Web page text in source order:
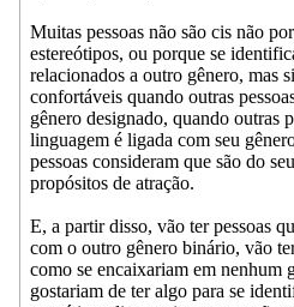
Muitas pessoas não são cis não
estereótipos, ou porque se
relacionados a outro gênero, mas
confortáveis quando outras
gênero designado, quando outras
linguagem é ligada com seu
pessoas consideram que são do
propósitos de atração.
E, a partir disso, vão ter pessoas
com o outro gênero binário, vão
como se encaixariam em nenhum
gostariam de ter algo para se